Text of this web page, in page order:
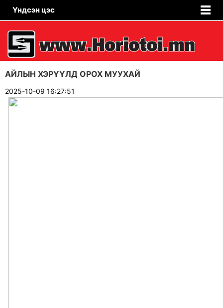
Үндсэн цэс
АЙЛЫН ХЭРҮҮЛД ОРОХ МУУХАЙ
2025-10-09 16:27:51